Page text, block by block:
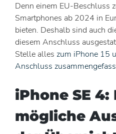
Denn einem EU-Beschluss
Smartphones ab 2024 in
bieten. Deshalb sind auch
diesem Anschluss
Stelle alles zum iPhone 15
Anschluss
iPhone SE 4:
mögliche